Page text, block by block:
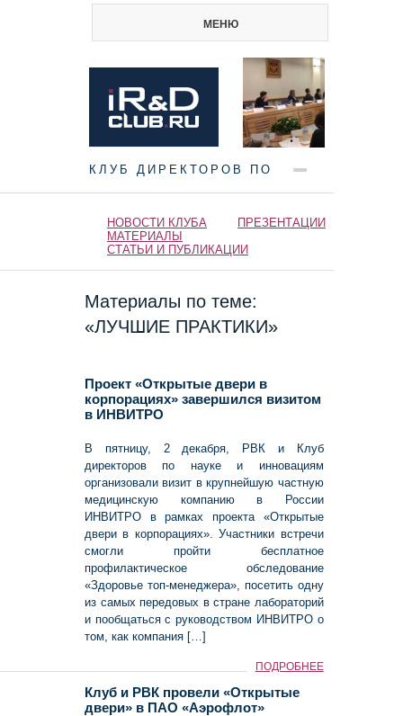
МЕНЮ
КЛУБ ДИРЕКТОРОВ ПО
НАУКЕ И ИННОВАЦИЯМ
НОВОСТИ КЛУБА
ПРЕЗЕНТАЦИИ
МАТЕРИАЛЫ
СТАТЬИ И ПУБЛИКАЦИИ
Материалы по теме:
«ЛУЧШИЕ ПРАКТИКИ»
Проект «Открытые двери в
корпорациях» завершился визитом
в ИНВИТРО
В пятницу, 2 декабря, РВК и Клуб
директоров по науке и инновациям
организовали визит в крупнейшую частную
медицинскую компанию в России
ИНВИТРО в рамках проекта «Открытые
двери в корпорациях». Участники встречи
смогли пройти бесплатное
профилактическое обследование
«Здоровье топ-менеджера», посетить одну
из самых передовых в стране лабораторий
и пообщаться с руководством ИНВИТРО о
том, как компания […]
ПОДРОБНЕЕ
Клуб и РВК провели «Открытые
двери» в ПАО «Аэрофлот»